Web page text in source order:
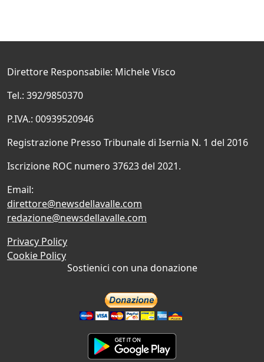
Direttore Responsabile: Michele Visco
Tel.: 392/9850370
P.IVA.: 00939520946
Registrazione Presso Tribunale di Isernia N. 1 del 2016
Iscrizione ROC numero 37623 del 2021.
Email:
direttore@newsdellavalle.com
redazione@newsdellavalle.com
Privacy Policy
Cookie Policy
Sostienici con una donazione